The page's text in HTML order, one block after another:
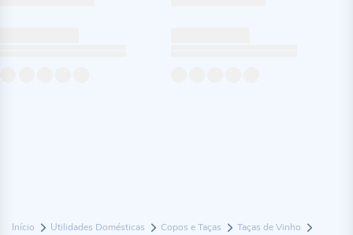
Início Utilidades Domésticas Copos e Taças Taças de Vinho